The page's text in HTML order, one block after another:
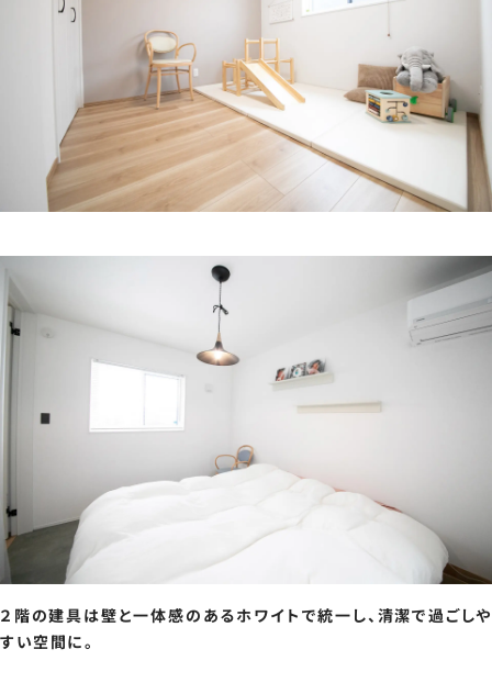
２階の建具は壁と一体感のあるホワイトで統一し、清潔で過ごしや
すい空間に。